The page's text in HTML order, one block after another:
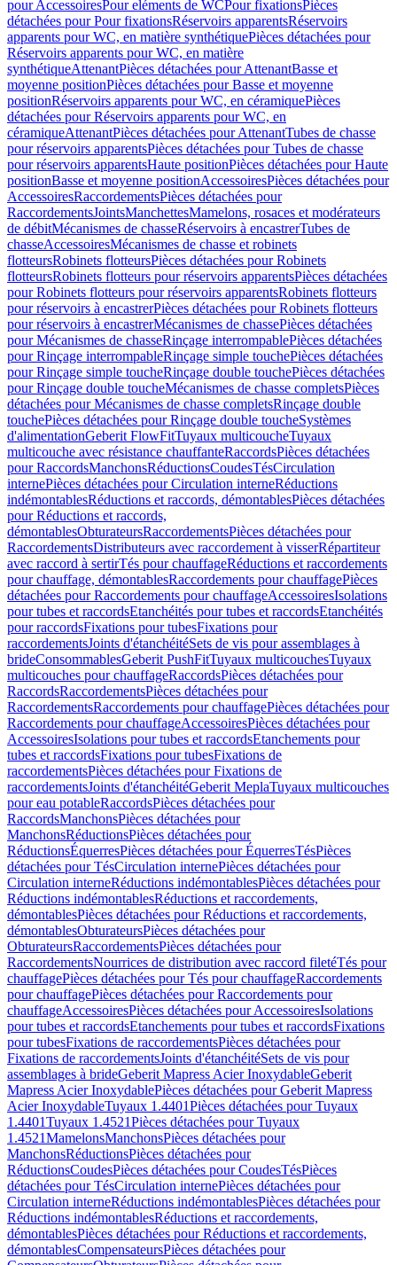
pour AccessoiresPour eléments de WCPour fixationsPièces
détachées pour Pour fixationsRéservoirs apparentsRéservoirs
apparents pour WC, en matière synthétiquePièces détachées pour
Réservoirs apparents pour WC, en matière
synthétiqueAttenantPièces détachées pour AttenantBasse et
moyenne positionPièces détachées pour Basse et moyenne
positionRéservoirs apparents pour WC, en céramiquePièces
détachées pour Réservoirs apparents pour WC, en
céramiqueAttenantPièces détachées pour AttenantTubes de chasse
pour réservoirs apparentsPièces détachées pour Tubes de chasse
pour réservoirs apparentsHaute positionPièces détachées pour Haute
positionBasse et moyenne positionAccessoiresPièces détachées pour
AccessoiresRaccordementsPièces détachées pour
RaccordementsJointsManchettesMamelons, rosaces et modérateurs
de débitMécanismes de chasseRéservoirs à encastrerTubes de
chasseAccessoiresMécanismes de chasse et robinets
flotteursRobinets flotteursPièces détachées pour Robinets
flotteursRobinets flotteurs pour réservoirs apparentsPièces détachées
pour Robinets flotteurs pour réservoirs apparentsRobinets flotteurs
pour réservoirs à encastrerPièces détachées pour Robinets flotteurs
pour réservoirs à encastrerMécanismes de chassePièces détachées
pour Mécanismes de chasseRinçage interrompablePièces détachées
pour Rinçage interrompableRinçage simple touchePièces détachées
pour Rinçage simple toucheRinçage double touchePièces détachées
pour Rinçage double toucheMécanismes de chasse completsPièces
détachées pour Mécanismes de chasse completsRinçage double
touchePièces détachées pour Rinçage double toucheSystèmes
d'alimentationGeberit FlowFitTuyaux multicoucheTuyaux
multicouche avec résistance chauffanteRaccordsPièces détachées
pour RaccordsManchonsRéductionsCoudesTésCirculation
internePièces détachées pour Circulation interneRéductions
indémontablesRéductions et raccords, démontablesPièces détachées
pour Réductions et raccords,
démontablesObturateursRaccordementsPièces détachées pour
RaccordementsDistributeurs avec raccordement à visserRépartiteur
avec raccord à sertirTés pour chauffageRéductions et raccordements
pour chauffage, démontablesRaccordements pour chauffagePièces
détachées pour Raccordements pour chauffageAccessoiresIsolations
pour tubes et raccordsEtanchéités pour tubes et raccordsEtanchéités
pour raccordsFixations pour tubesFixations pour
raccordementsJoints d'étanchéitéSets de vis pour assemblages à
brideConsommablesGeberit PushFitTuyaux multicouchesTuyaux
multicouches pour chauffageRaccordsPièces détachées pour
RaccordsRaccordementsPièces détachées pour
RaccordementsRaccordements pour chauffagePièces détachées pour
Raccordements pour chauffageAccessoiresPièces détachées pour
AccessoiresIsolations pour tubes et raccordsEtanchements pour
tubes et raccordsFixations pour tubesFixations de
raccordementsPièces détachées pour Fixations de
raccordementsJoints d'étanchéitéGeberit MeplaTuyaux multicouches
pour eau potableRaccordsPièces détachées pour
RaccordsManchonsPièces détachées pour
ManchonsRéductionsPièces détachées pour
RéductionsÉquerresPièces détachées pour ÉquerresTésPièces
détachées pour TésCirculation internePièces détachées pour
Circulation interneRéductions indémontablesPièces détachées pour
Réductions indémontablesRéductions et raccordements,
démontablesPièces détachées pour Réductions et raccordements,
démontablesObturateursPièces détachées pour
ObturateursRaccordementsPièces détachées pour
RaccordementsNourrices de distribution avec raccord filetéTés pour
chauffagePièces détachées pour Tés pour chauffageRaccordements
pour chauffagePièces détachées pour Raccordements pour
chauffageAccessoiresPièces détachées pour AccessoiresIsolations
pour tubes et raccordsEtanchements pour tubes et raccordsFixations
pour tubesFixations de raccordementsPièces détachées pour
Fixations de raccordementsJoints d'étanchéitéSets de vis pour
assemblages à brideGeberit Mapress Acier InoxydableGeberit
Mapress Acier InoxydablePièces détachées pour Geberit Mapress
Acier InoxydableTuyaux 1.4401Pièces détachées pour Tuyaux
1.4401Tuyaux 1.4521Pièces détachées pour Tuyaux
1.4521MamelonsManchonsPièces détachées pour
ManchonsRéductionsPièces détachées pour
RéductionsCoudesPièces détachées pour CoudesTésPièces
détachées pour TésCirculation internePièces détachées pour
Circulation interneRéductions indémontablesPièces détachées pour
Réductions indémontablesRéductions et raccordements,
démontablesPièces détachées pour Réductions et raccordements,
démontablesCompensateursPièces détachées pour